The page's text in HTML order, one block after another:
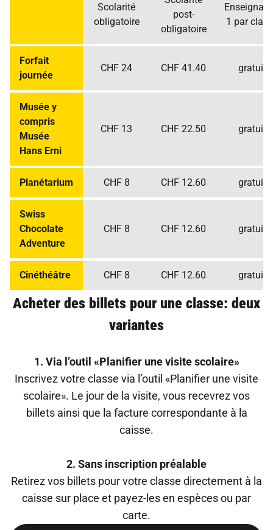
Scolarité
obligatoire
post-
obligatoire
1 par
Forfait
journée
CHF 24 CHF 41.40 gratuit
Musée y
compris
Musée
Hans Erni
CHF 13 CHF 22.50 gratuit
Planétarium CHF 8 CHF 12.60 gratuit
Swiss
Chocolate
Adventure
CHF 8 CHF 12.60 gratuit
Cinéthéâtre CHF 8 CHF 12.60 gratuit
Acheter des billets pour une classe: deux
variantes
1. Via l’outil «Planifier une visite scolaire»
Inscrivez votre classe via l’outil «Planifier une visite
scolaire». Le jour de la visite, vous recevrez vos
billets ainsi que la facture correspondante à la
caisse.
2. Sans inscription préalable
Retirez vos billets pour votre classe directement à la
caisse sur place et payez-les en espèces ou par
carte.